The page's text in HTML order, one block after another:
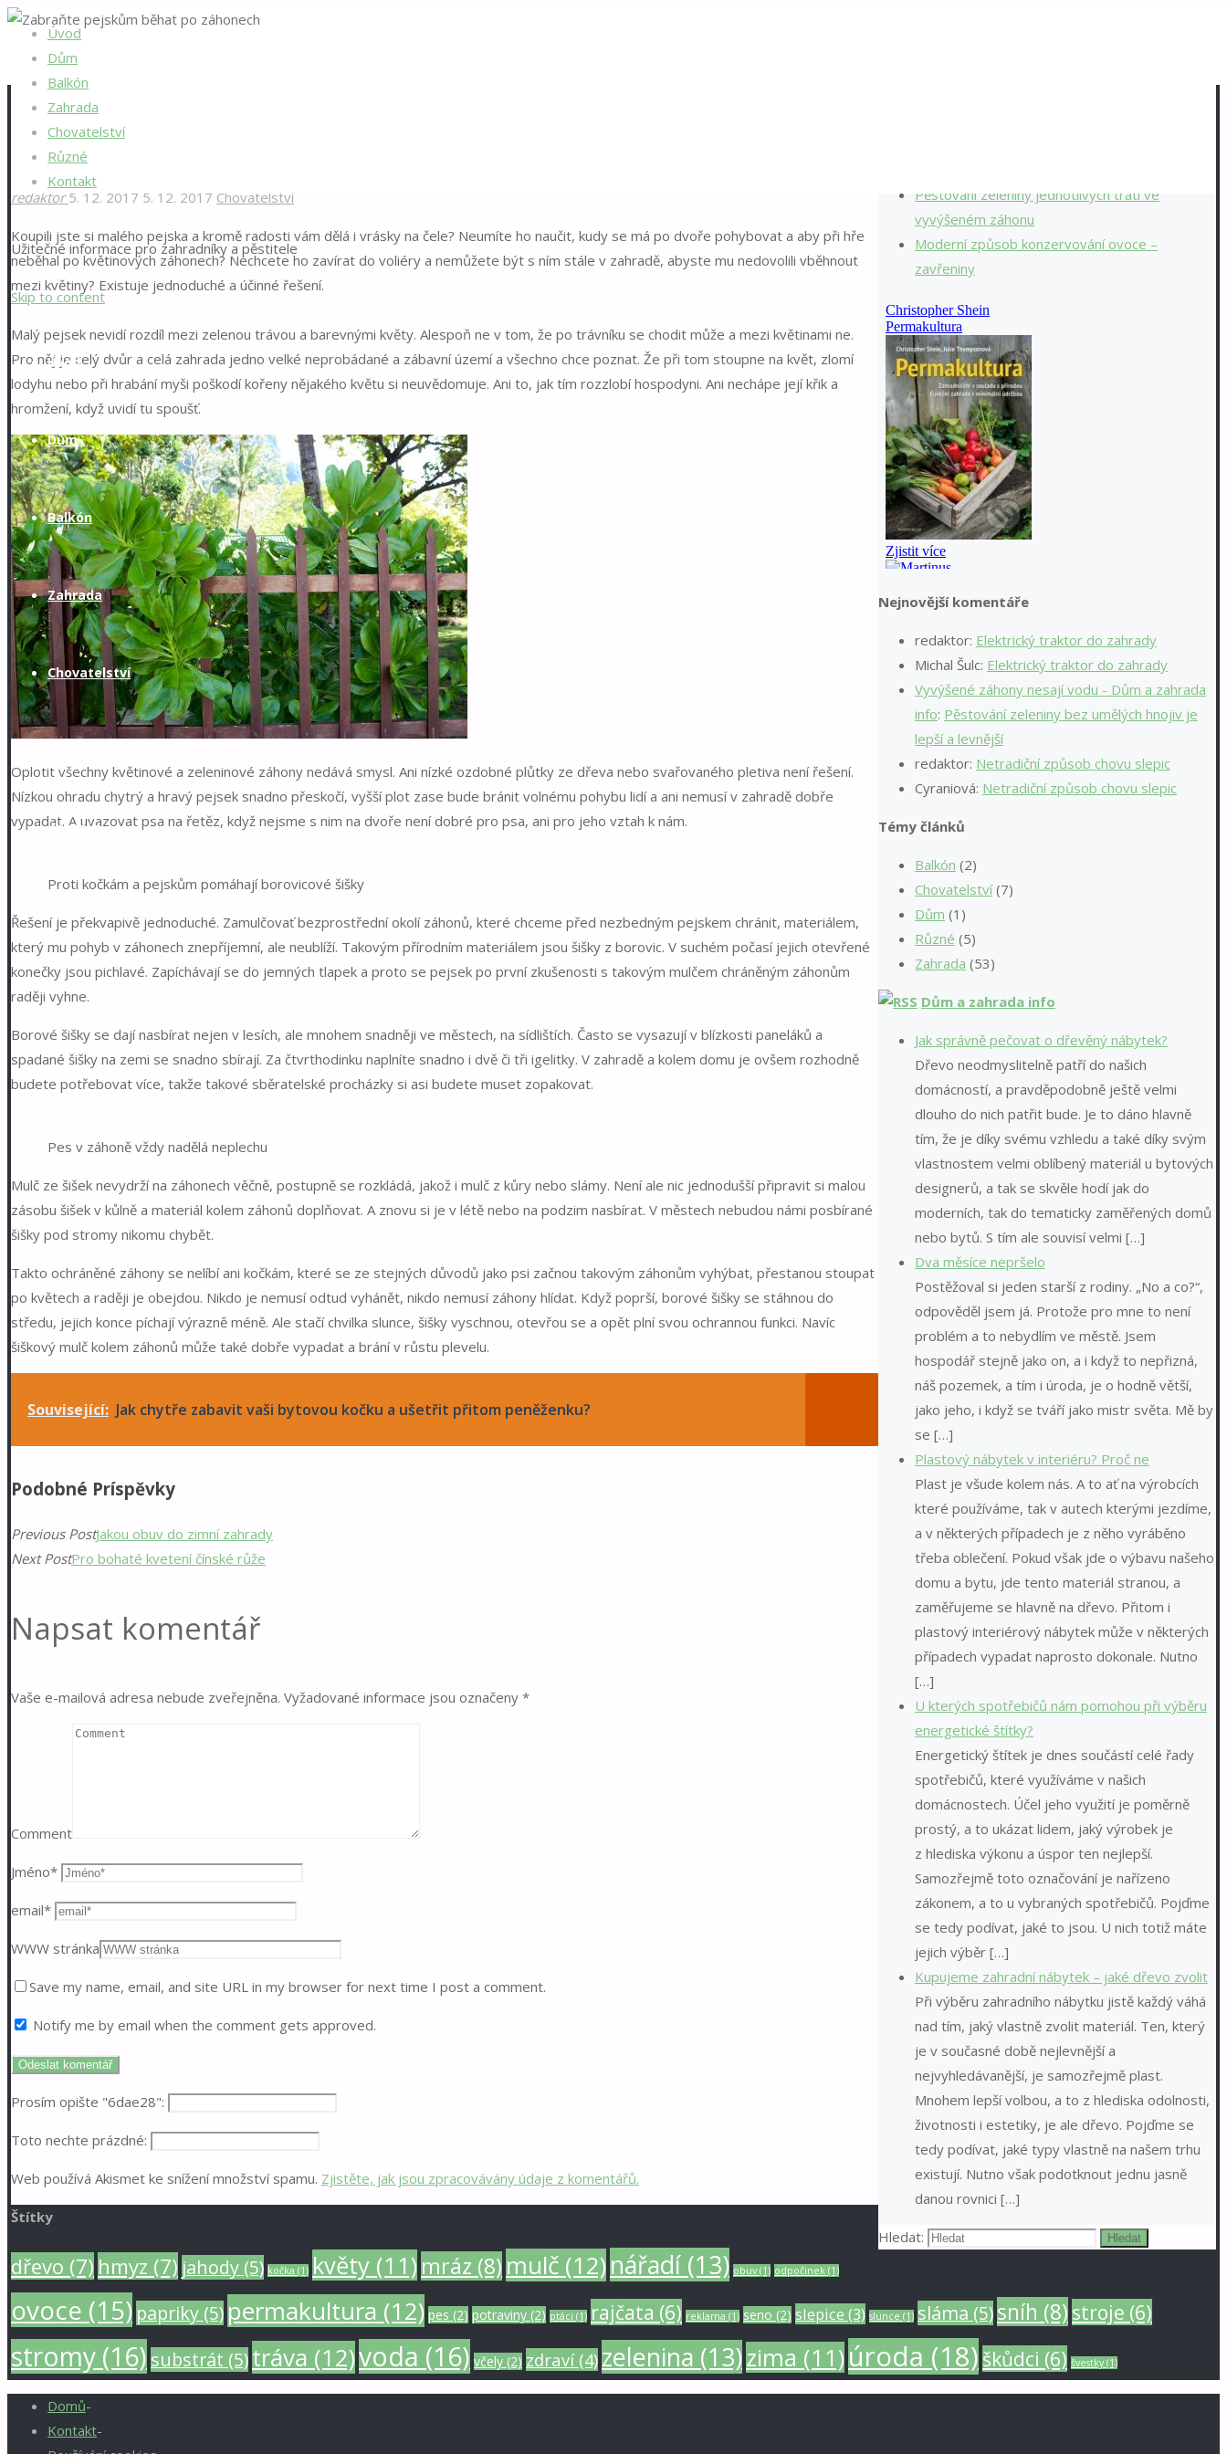
Úvod
Dům
Balkón
Zahrada
Chovatelství
Různé
Kontakt
Užitečné informace pro zahradníky a pěstitele
Skip to content
Úvod
Dům
Balkón
Zahrada
Chovatelství
Kontakt
Domů Chovatelství
Zabraňte pejskům běhat po záhonech
redaktor 5. 12. 2017 5. 12. 2017 Chovatelství
Koupili jste si malého pejska a kromě radosti vám dělá i vrásky na čele? Neumíte ho naučit, kudy se má po dvoře pohybovat a aby při hře
neběhal po květinových záhonech? Nechcete ho zavírat do voliéry a nemůžete být s ním stále v zahradě, abyste mu nedovolili vběhnout
mezi květiny? Existuje jednoduché a účinné řešení.
Malý pejsek nevidí rozdíl mezi zelenou trávou a barevnými květy. Alespoň ne v tom, že po trávníku se chodit může a mezi květinami ne.
Pro něj je celý dvůr a celá zahrada jedno velké neprobádané a zábavní území a všechno chce poznat. Že při tom stoupne na květ, zlomí
lodyhu nebo při hrabání myši poškodí kořeny nějakého květu si neuvědomuje. Ani to, jak tím rozzlobí hospodyni. Ani nechápe její křik a
hromžení, když uvidí tu spoušť.
Oplotit všechny květinové a zeleninové záhony nedává smysl. Ani nízké ozdobné plůtky ze dřeva nebo svařovaného pletiva není řešení.
Nízkou ohradu chytrý a hravý pejsek snadno přeskočí, vyšší plot zase bude bránit volnému pohybu lidí a ani nemusí v zahradě dobře
vypadat. A uvazovat psa na řetěz, když nejsme s nim na dvoře není dobré pro psa, ani pro jeho vztah k nám.
Proti kočkám a pejskům pomáhají borovicové šišky
Řešení je překvapivě jednoduché. Zamulčovať bezprostřední okolí záhonů, které chceme před nezbedným pejskem chránit, materiálem,
který mu pohyb v záhonech znepříjemní, ale neublíží. Takovým přírodním materiálem jsou šišky z borovic. V suchém počasí jejich otevřené
konečky jsou pichlavé. Zapíchávají se do jemných tlapek a proto se pejsek po první zkušenosti s takovým mulčem chráněným záhonům
raději vyhne.
Borové šišky se dají nasbírat nejen v lesích, ale mnohem snadněji ve městech, na sídlištích. Často se vysazují v blízkosti paneláků a
spadané šišky na zemi se snadno sbírají. Za čtvrthodinku naplníte snadno i dvě či tři igelitky. V zahradě a kolem domu je ovšem rozhodně
budete potřebovat více, takže takové sběratelské procházky si asi budete muset zopakovat.
Pes v záhoně vždy nadělá neplechu
Mulč ze šišek nevydrží na záhonech věčně, postupně se rozkládá, jakož i mulč z kůry nebo slámy. Není ale nic jednodušší připravit si malou
zásobu šišek v kůlně a materiál kolem záhonů doplňovat. A znovu si je v létě nebo na podzim nasbírat. V městech nebudou námi posbírané
šišky pod stromy nikomu chybět.
Takto ochráněné záhony se nelíbí ani kočkám, které se ze stejných důvodů jako psi začnou takovým záhonům vyhýbat, přestanou stoupat
po květech a raději je obejdou. Nikdo je nemusí odtud vyhánět, nikdo nemusí záhony hlídat. Když poprší, borové šišky se stáhnou do
středu, jejich konce píchají výrazně méně. Ale stačí chvilka slunce, šišky vyschnou, otevřou se a opět plní svou ochrannou funkci. Navíc
šiškový mulč kolem záhonů může také dobře vypadat a brání v růstu plevelu.
Související: Jak chytře zabavit vaši bytovou kočku a ušetřit přitom peněženku?
Podobné Príspěvky
Previous PostJakou obuv do zimní zahrady
Next PostPro bohaté kvetení čínské růže
Napsat komentář
Vaše e-mailová adresa nebude zveřejněna. Vyžadované informace jsou označeny *
Comment
Jméno*
email*
WWW stránka
Save my name, email, and site URL in my browser for next time I post a comment.
Notify me by email when the comment gets approved.
Prosím opište "6dae28":
Toto nechte prázdné:
Web používá Akismet ke snížení množství spamu. Zjistěte, jak jsou zpracovávány údaje z komentářů.
Pěstování zeleniny jednotlivých tratí ve
vyvýšeném záhonu
Moderní způsob konzervování ovoce –
zavřeniny
Nejnovější komentáře
redaktor: Elektrický traktor do zahrady
Michal Šulc: Elektrický traktor do zahrady
Vyvýšené záhony nesají vodu - Dům a zahrada
info: Pěstování zeleniny bez umělých hnojiv je
lepší a levnější
redaktor: Netradiční způsob chovu slepic
Cyraniová: Netradiční způsob chovu slepic
Témy článků
Balkón (2)
Chovatelství(7)
Dům (1)
Různé (5)
Zahrada (53)
Dům a zahrada info
Jak správně pečovat o dřevěný nábytek?
Dřevo neodmyslitelně patří do našich
domácností, a pravděpodobně ještě velmi
dlouho do nich patřit bude. Je to dáno hlavně
tím, že je díky svému vzhledu a také díky svým
vlastnostem velmi oblíbený materiál u bytových
designerů, a tak se skvěle hodí jak do
moderních, tak do tematicky zaměřených domů
nebo bytů. S tím ale souvisí velmi […]
Dva měsíce nepršelo
Postěžoval si jeden starší z rodiny. „No a co?“,
odpověděl jsem já. Protože pro mne to není
problém a to nebydlím ve městě. Jsem
hospodář stejně jako on, a i když to nepřizná,
náš pozemek, a tím i úroda, je o hodně větší,
jako jeho, i když se tváří jako mistr světa. Mě by
se […]
Plastový nábytek v interiéru? Proč ne
Plast je všude kolem nás. A to ať na výrobcích
které používáme, tak v autech kterými jezdíme,
a v některých případech je z něho vyráběno
třeba oblečení. Pokud však jde o výbavu našeho
domu a bytu, jde tento materiál stranou, a
zaměřujeme se hlavně na dřevo. Přitom i
plastový interiérový nábytek může v některých
případech vypadat naprosto dokonale. Nutno
[…]
U kterých spotřebičů nám pomohou při výběru
energetické štítky?
Energetický štítek je dnes součástí celé řady
spotřebičů, které využíváme v našich
domácnostech. Účel jeho využití je poměrně
prostý, a to ukázat lidem, jaký výrobek je
z hlediska výkonu a úspor ten nejlepší.
Samozřejmě toto označování je nařízeno
zákonem, a to u vybraných spotřebičů. Pojďme
se tedy podívat, jaké to jsou. U nich totiž máte
jejich výběr […]
Kupujeme zahradní nábytek – jaké dřevo zvolit
Při výběru zahradního nábytku jistě každý váhá
nad tím, jaký vlastně zvolit materiál. Ten, který
je v současné době nejlevnější a
nejvyhledávanější, je samozřejmě plast.
Mnohem lepší volbou, a to z hlediska odolnosti,
životnosti i estetiky, je ale dřevo. Pojďme se
tedy podívat, jaké typy vlastně na našem trhu
existují. Nutno však podotknout jednu jasně
danou rovnici […]
Hledat: Hledat
Štítky
dřevo (7) hmyz (7) jahody (5) kočka (1) květy (11) mráz (8) mulč (12)nářadí (13) obuv (1) odpočinek (1)
ovoce (15) papriky (5) permakultura (12) pes (2) potraviny (2) ptáci (1) rajčata (6) reklama (1) seno (2) slepice (3) slunce (1) sláma (5)sníh (8) stroje (6)
stromy (16) substrát (5)tráva (12)voda (16) včely (2) zdraví (4) zelenina (13)zima (11) úroda (18) škůdci (6) švestky (1)
Domů-
Kontakt-